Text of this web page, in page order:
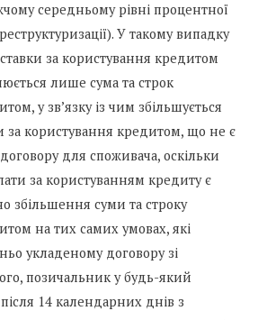
середньому рівні процентної
У такому випадку
за користування кредитом
лише сума та строк
у зв’язку із чим збільшується
за користування кредитом, що не є
для споживача, оскільки
за користуванням кредиту є
збільшення суми та строку
на тих самих умовах, які
укладеному договору зі
позичальник у будь-який
14 календарних днів з